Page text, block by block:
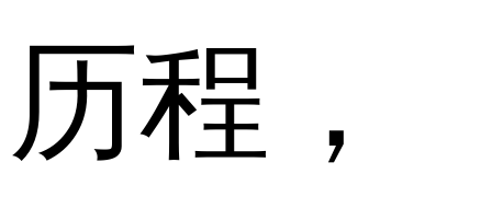
历程，